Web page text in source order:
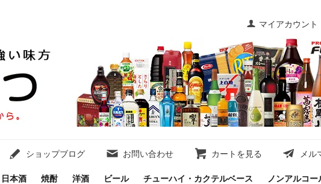
マイアカウント
ショップブログ お問い合わせ カートを見る メル
日本酒 焼酎 洋酒 ビール チューハイ・カクテルベース ノンアルコー